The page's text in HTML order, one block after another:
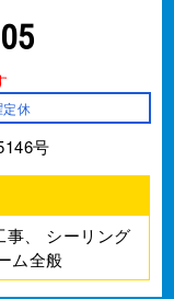
休
号
、
シーリング
ム全般